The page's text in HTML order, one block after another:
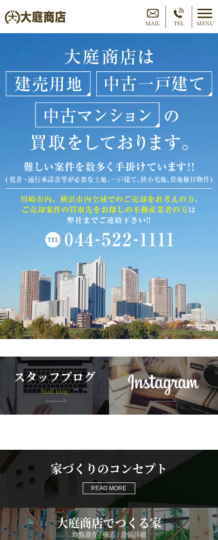
MAIL TEL MENU
スタッフブログ
Staff blog
家づくりのコンセプト
READ MORE
大庭商店でつくる家
地盤調査 / 構造 / 設備詳細